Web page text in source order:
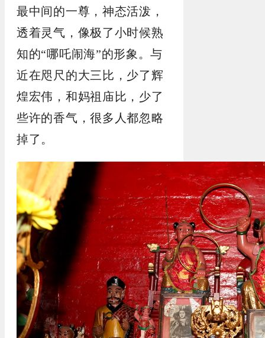
最中间的一尊，神态活泼，
透着灵气，像极了小时候熟
知的“哪吒闹海”的形象。与
近在咫尺的大三比，少了辉
煌宏伟，和妈祖庙比，少了
些许的香气，很多人都忽略
掉了。